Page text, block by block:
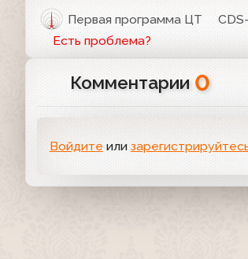
Первая программа ЦТ
Есть проблема?
Комментарии 0
Войдите или